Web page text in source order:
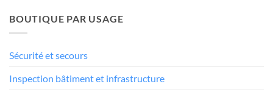
BOUTIQUE PAR USAGE
Sécurité et secours
Inspection bâtiment et infrastructure